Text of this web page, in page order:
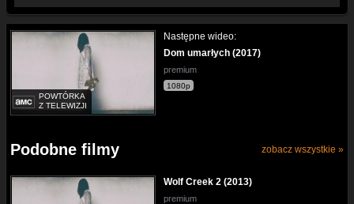
POWTÓRKA
Z TELEWIZJI
Następne wideo:
Dom umarłych (2017)
premium
1080p
Podobne filmy zobacz wszystkie »
Wolf Creek 2 (2013)
premium